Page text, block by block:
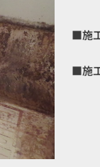
■施
■施